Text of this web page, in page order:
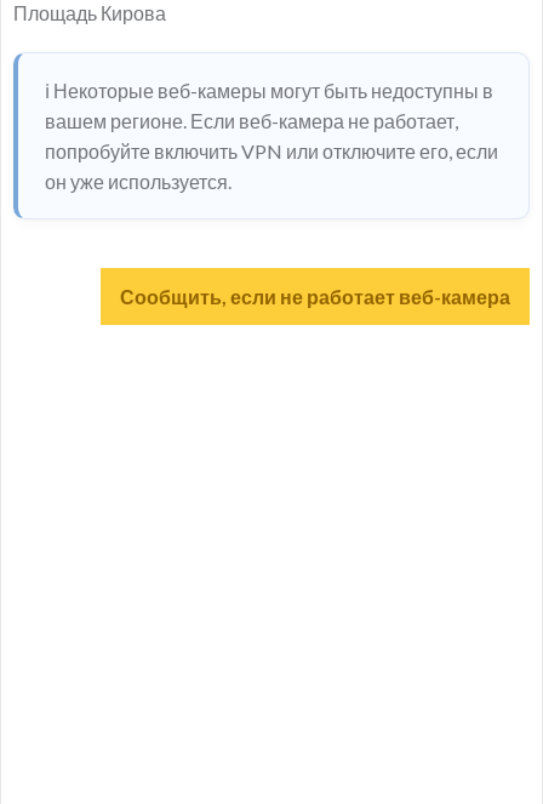
Площадь Кирова
ℹ️ Некоторые веб-камеры могут быть недоступны в
вашем регионе. Если веб-камера не работает,
попробуйте включить VPN или отключите его, если
он уже используется.
Сообщить, если не работает веб-камера